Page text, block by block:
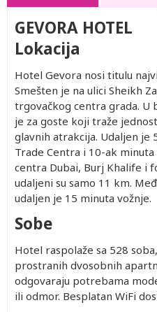
GEVORA HOTEL
Lokacija
Hotel Gevora nosi titulu
Smešten je na ulici Sheikh
trgovačkog centra grada. U
je za goste koji traže
glavnih atrakcija. Udaljen je
Trade Centra i 10-ak
centra Dubai, Burj Khalife i
udaljeni su samo 11 km.
udaljen je 15 minuta vožnje.
Sobe
Hotel raspolaže sa 528
prostranih dvosobnih
odgovaraju potrebama
ili odmor. Besplatan WiFi